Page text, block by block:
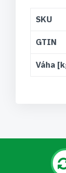
Viac
informácií
SKU
GTIN
Váha